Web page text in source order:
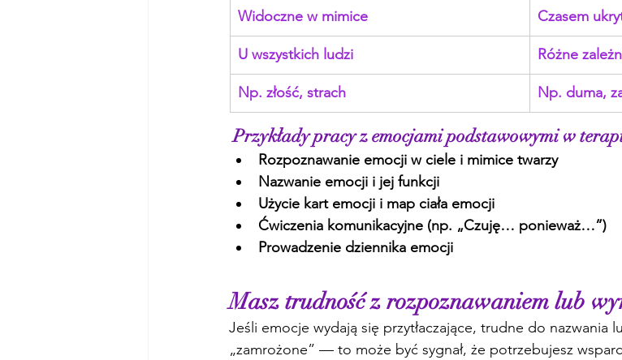
Widoczne w mimice Czasem
U wszystkich ludzi Różne
Np. złość, strach Np. duma,
Przykłady pracy z emocjami podstawowymi w
Rozpoznawanie emocji w ciele i mimice twarzy
Nazwanie emocji i jej funkcji
Użycie kart emocji i map ciała emocji
Ćwiczenia komunikacyjne (np. „Czuję… ponieważ…”)
Prowadzenie dziennika emocji
Masz trudność z rozpoznawaniem lub
Jeśli emocje wydają się przytłaczające, trudne do nazwania
„zamrożone” — to może być sygnał, że potrzebujesz